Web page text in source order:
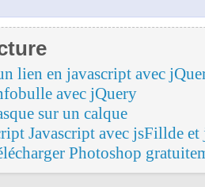
lien en javascript avec
avec jQuery
sur un calque
Javascript avec jsFillde
Photoshop